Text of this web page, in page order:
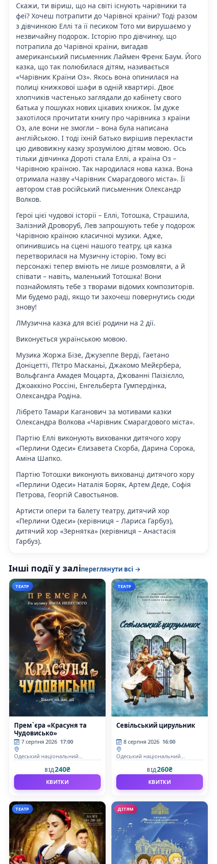
Скажи, ти віриш, що на світі існують чарівники та
феї? Хочеш потрапити до Чарівної країни? Тоді разом
з дівчинкою Еллі та її песиком Тото ми вирушаємо у
незвичайну подорож. Історію про дівчинку, що
потрапила до Чарівної країни, вигадав
американський письменник Лаймен Френк Баум. Його
казка, що так полюбилася дітям, називається
«Чарівник Країни Оз». Якось вона опинилася на
полиці книжкової шафи в одній квартирі. Двоє
хлопчиків частенько заглядали до кабінету свого
батька у пошуках нових цікавих книжок. Їм дуже
захотілося прочитати книгу про чарівника з країни
Оз, але вони не змогли – вона була написана
англійською. І тоді їхній батько вирішив перекласти
цю дивовижну казку зрозумілою дітям мовою. Ось
тільки дівчинка Дороті стала Еллі, а країна Оз –
Чарівною країною. Так народилася нова казка. Вона
отримала назву «Чарівник Смарагдового міста». Її
автором став російський письменник Олександр
Волков.
Герої цієї чудової історії – Еллі, Тотошка, Страшила,
Залізний Дроворуб, Лев запрошують тебе у подорож
Чарівною країною класичної музики. Адже,
опинившись на сцені нашого театру, ця казка
перетворилася на Музичну історію. Тому всі
персонажі тепер вміють не лише розмовляти, а й
співати – навіть, маленький Тотошка! Вони
познайомлять тебе з творами відомих композиторів.
Ми будемо раді, якщо ти захочеш повернутись сюди
знову!
ЛМузична казка для всієї родини на 2 дії.
Виконується українською мовою.
Музика Жоржа Бізе, Джузеппе Верді, Гаетано
Доніцетті, П’єтро Масканьї, Джакомо Мейєрбера,
Вольфганга Амадея Моцарта, Джованні Паізієлло,
Джоаккіно Россіні, Енгельберта Гумпердінка,
Олександра Родіна.
Лібрето Тамари Каганович за мотивами казки
Олександра Волкова «Чарівник Смарагдового міста».
Партію Еллі виконують вихованки дитячого хору
«Перлини Одеси» Єлизавета Скорба, Дарина Сорока,
Аміна Шапко.
Партію Тотошки виконують вихованці дитячого хору
«Перлини Одеси» Наталія Боряк, Артем Деде, Софія
Петрова, Георгій Савостьянов.
Артисти опери та балету театру, дитячий хор
«Перлини Одеси» (керівниця – Лариса Гарбуз),
дитячий хор «Зернятка» (керівниця – Анастасія
Гарбуз).
Інші події у заліпереглянути всі →
ТЕАТР
Прем`єра «Красуня та
Чудовисько»
7 серпня 2026 17:00
Одеський національний
ВІД240₴
КВИТКИ
ТЕАТР
Севільський цирульник
8 серпня 2026 16:00
Одеський національний
ВІД260₴
КВИТКИ
ТЕАТР ДІТЯМ